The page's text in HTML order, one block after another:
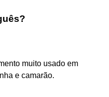
muito usado em
e camarão.